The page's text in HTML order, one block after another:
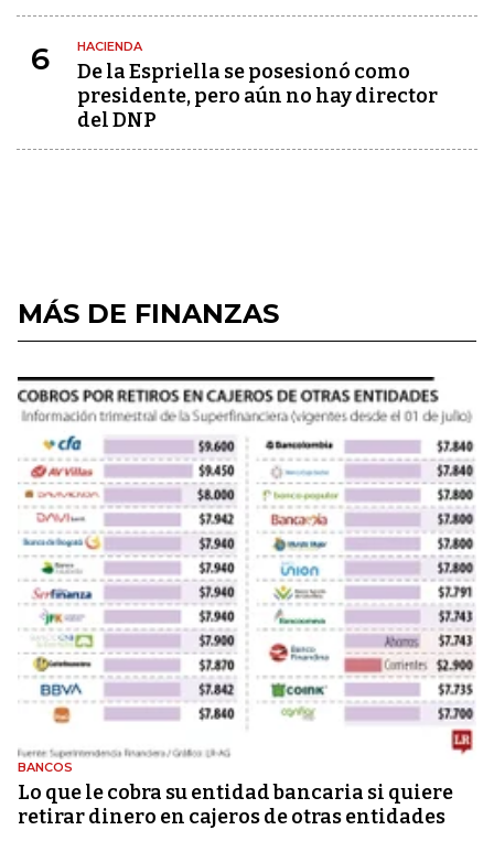
6 HACIENDA
De la Espriella se posesionó como
presidente, pero aún no hay director
del DNP
MÁS DE FINANZAS
BANCOS
Lo que le cobra su entidad bancaria si quiere
retirar dinero en cajeros de otras entidades